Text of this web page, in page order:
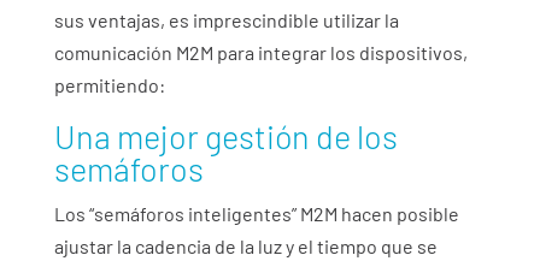
sus ventajas, es imprescindible utilizar la
comunicación M2M para integrar los dispositivos,
permitiendo:
Una mejor gestión de los
semáforos
Los “semáforos inteligentes” M2M hacen posible
ajustar la cadencia de la luz y el tiempo que se